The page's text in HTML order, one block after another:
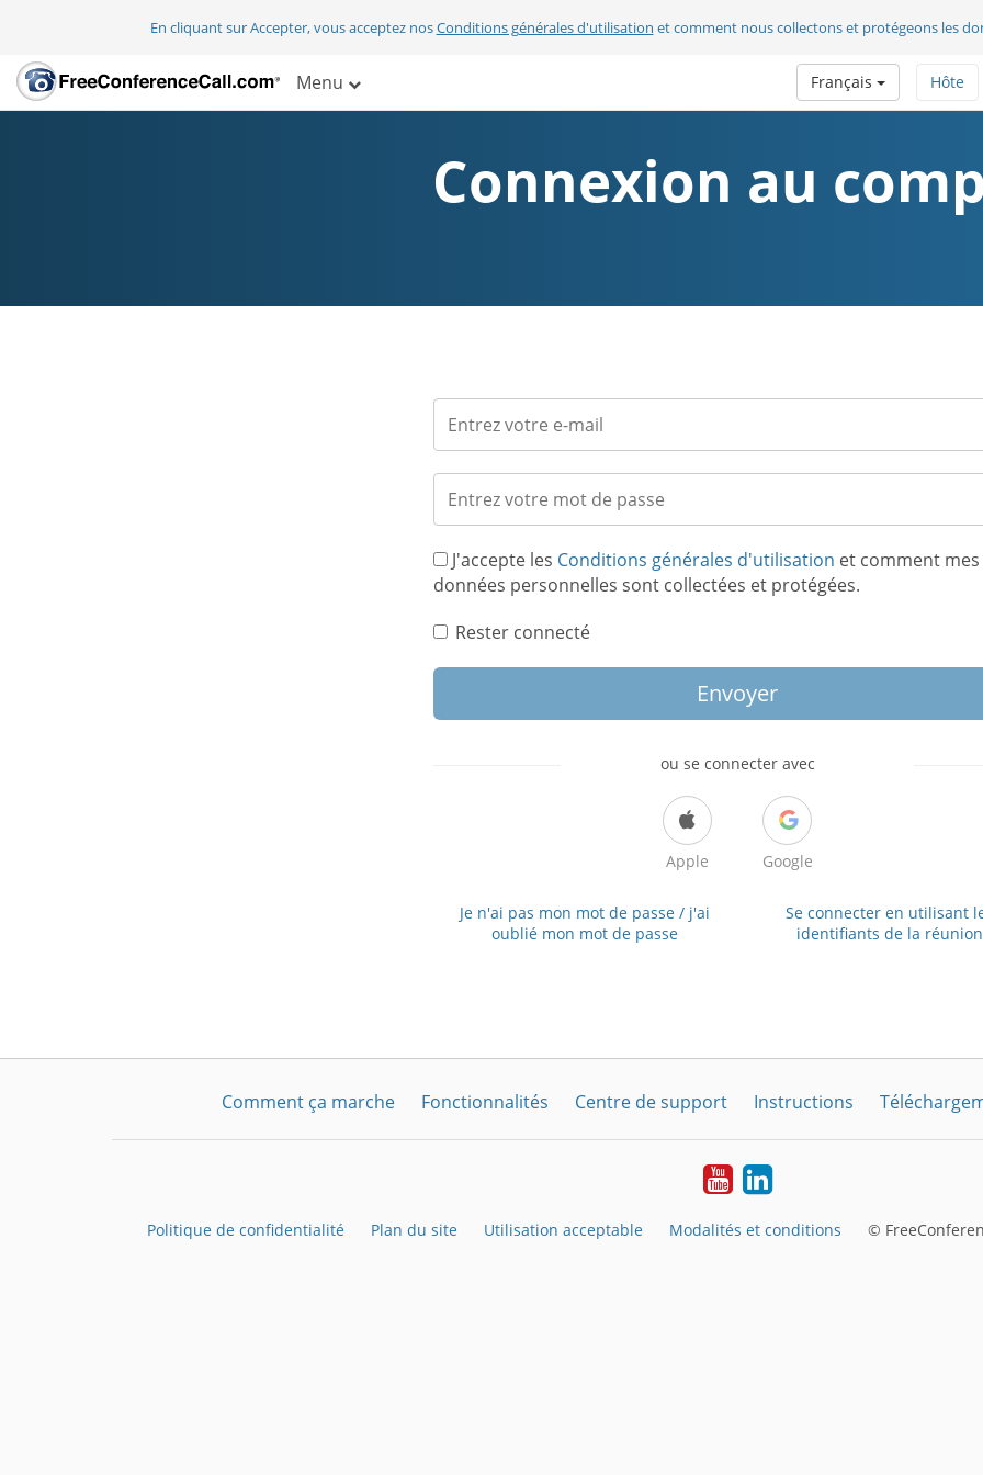
En cliquant sur Accepter, vous acceptez nosConditions générales d'utilisation et comment nous collectons et protégeons les
Menu Hôte
Français
Connexion au
J'accepte les Conditions générales d'utilisation et comment mes
données personnelles sont collectées et protégées.
Rester connecté
Envoyer
ou se connecter avec
Apple Google
Je n'ai pas mon mot de passe / j'ai
oublié mon mot de passe
Se connecter en utilisant
identifiants de la réunion
Comment ça marche Fonctionnalités Centre de support Instructions
YouTubeLinkedIn
Politique de confidentialité Plan du site Utilisation acceptable Modalités et conditions ©